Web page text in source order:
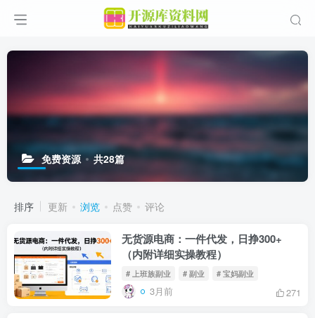
免费资源 共28篇
排序 更新 浏览 点赞 评论
无货源电商：一件代发，日挣300+
（内附详细实操教程）
# 上班族副业 # 副业 # 宝妈副业
3月前 271